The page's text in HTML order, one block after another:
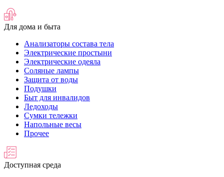
Для дома и быта
Анализаторы состава тела
Электрические простыни
Электрические одеяла
Соляные лампы
Защита от воды
Подушки
Быт для инвалидов
Ледоходы
Сумки тележки
Напольные весы
Прочее
Доступная среда